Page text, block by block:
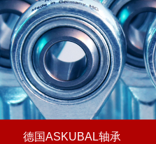
德国ASKUBAL轴承